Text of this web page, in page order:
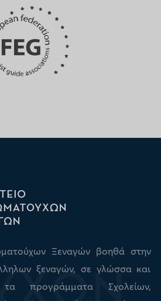
Ξεναγών βοηθά στην
ξεναγών, σε γλώσσα και
τα προγράμματα Σχολείων,